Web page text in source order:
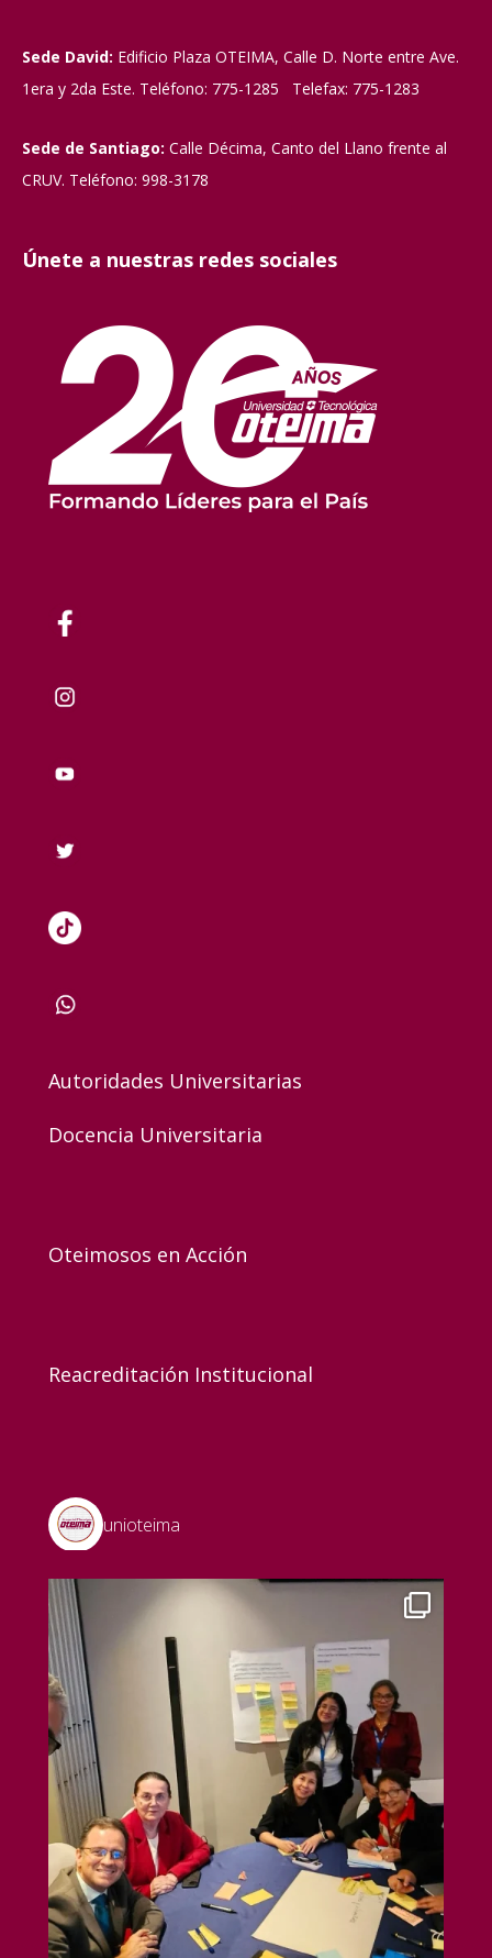
Sede David: Edificio Plaza OTEIMA, Calle D. Norte entre Ave.
1era y 2da Este. Teléfono: 775-1285 Telefax: 775-1283
Sede de Santiago: Calle Décima, Canto del Llano frente al
CRUV. Teléfono: 998-3178
Únete a nuestras redes sociales
Autoridades Universitarias
Docencia Universitaria
Oteimosos en Acción
Reacreditación Institucional
unioteima